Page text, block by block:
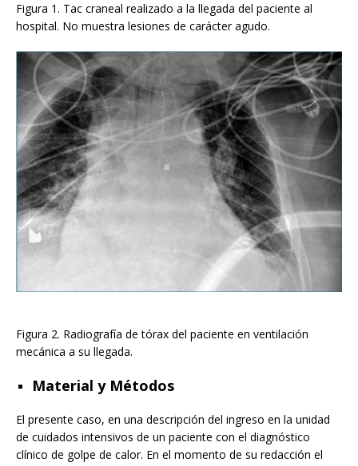
Figura 1. Tac craneal realizado a la llegada del paciente al
hospital. No muestra lesiones de carácter agudo.
Figura 2. Radiografía de tórax del paciente en ventilación
mecánica a su llegada.
Material y Métodos
El presente caso, en una descripción del ingreso en la unidad
de cuidados intensivos de un paciente con el diagnóstico
clínico de golpe de calor. En el momento de su redacción el